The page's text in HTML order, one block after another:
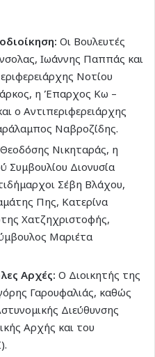
Οι Βουλευτές
Ιωάννης Παππάς και
Νοτίου
η Έπαρχος Κω –
ο Αντιπεριφερειάρχης
Ναβροζίδης.
Νικηταράς, η
Συμβουλίου Διονυσία
Σέβη Βλάχου,
Πης, Κατερίνα
Χατζηχριστοφής,
Μαριέτα
Αρχές: Ο Διοικητής της
Γαρουφαλιάς, καθώς
Διεύθυνσης
Αρχής και του